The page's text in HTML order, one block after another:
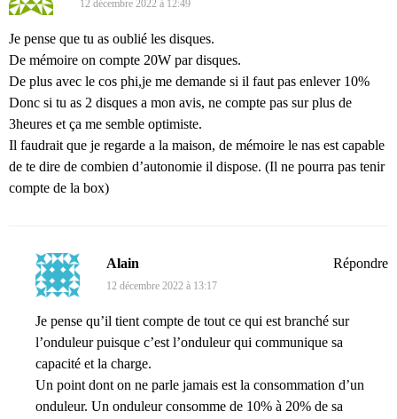
12 décembre 2022 à 12:49
Je pense que tu as oublié les disques.
De mémoire on compte 20W par disques.
De plus avec le cos phi,je me demande si il faut pas enlever 10%
Donc si tu as 2 disques a mon avis, ne compte pas sur plus de
3heures et ça me semble optimiste.
Il faudrait que je regarde a la maison, de mémoire le nas est capable
de te dire de combien d’autonomie il dispose. (Il ne pourra pas tenir
compte de la box)
Alain
12 décembre 2022 à 13:17
Je pense qu’il tient compte de tout ce qui est branché sur
l’onduleur puisque c’est l’onduleur qui communique sa
capacité et la charge.
Un point dont on ne parle jamais est la consommation d’un
onduleur. Un onduleur consomme de 10% à 20% de sa
Répondre